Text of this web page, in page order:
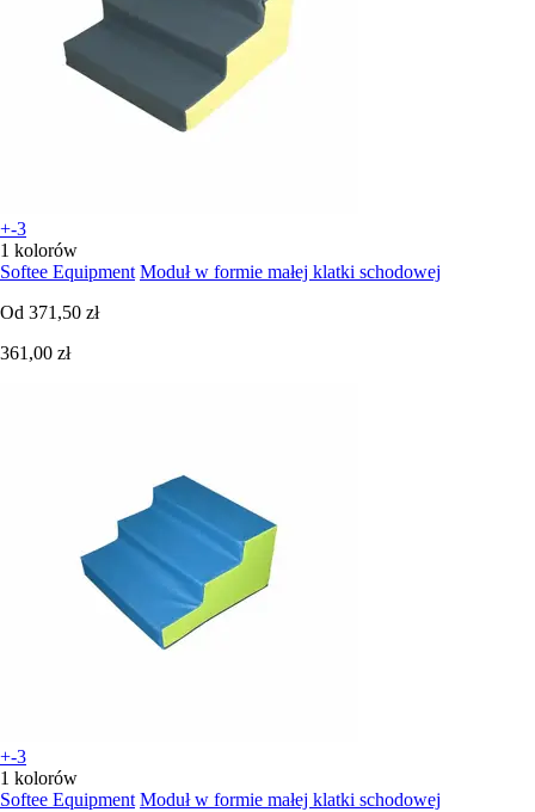
+-3
1 kolorów
Softee Equipment Moduł w formie małej klatki schodowej
Od 371,50 zł
361,00 zł
+-3
1 kolorów
Softee Equipment Moduł w formie małej klatki schodowej